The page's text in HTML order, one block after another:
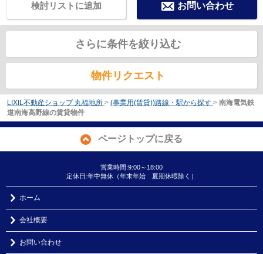
お問い合わせ
検討リストに追加
さらに条件を絞り込む
物件リクエスト
LIXIL不動産ショップ 丸福地所 > (事業用(賃貸))路線・駅から探す > 南海電気鉄
道南海高野線の賃貸物件
ページトップに戻る
営業時間:9:00～18:00
定休日:年中無休（年末年始 夏期休暇除く）
ホーム
会社概要
お問い合わせ